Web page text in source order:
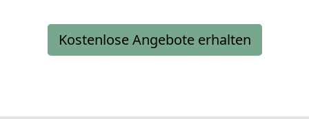
Kostenlose Angebote erhalten